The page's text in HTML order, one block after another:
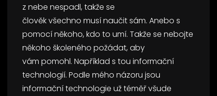
z nebe nespadl, takže se
člověk všechno musí naučit sám. Anebo s
pomocí někoho, kdo to umí. Takže se nebojte
někoho školeného požádat, aby
vám pomohl. Například s tou informační
technologií. Podle mého názoru jsou
informační technologie už téměř všude